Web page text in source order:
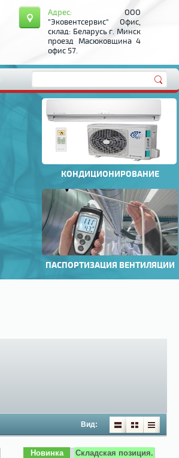
Адрес: ООО
"Эковентсервис" Офис,
склад: Беларусь г. Минск
проезд Масюковщина 4
офис 57.
КОНДИЦИОНИРОВАНИЕ
ПАСПОРТИЗАЦИЯ ВЕНТИЛЯЦИИ
Вид:
Новинка Складская позиция.